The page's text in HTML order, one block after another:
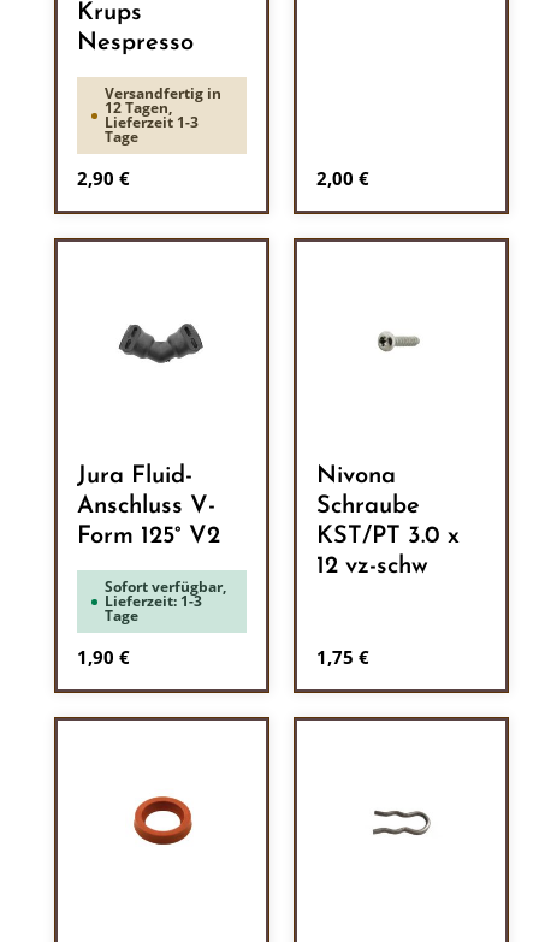
Krups
Nespresso
Versandfertig in
12 Tagen,
Lieferzeit 1-3
Tage
Regulärer Preis:
2,90 € Regulärer Preis:
2,00 €
Jura Fluid-
Anschluss V-
Form 125° V2
Sofort verfügbar,
Lieferzeit: 1-3
Tage
Regulärer Preis:
1,90 €
Nivona
Schraube
KST/PT 3.0 x
12 vz-schw
Regulärer Preis:
1,75 €